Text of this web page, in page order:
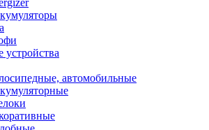
устройства
автомобильные